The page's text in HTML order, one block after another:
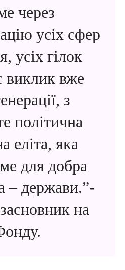
через
усіх сфер
усіх гілок
виклик вже
з
політична
еліта, яка
для добра
– держави.”-
на